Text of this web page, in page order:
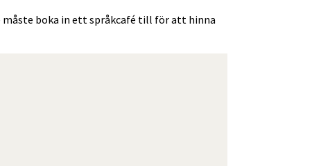
måste boka in ett språkcafé till för att hinna